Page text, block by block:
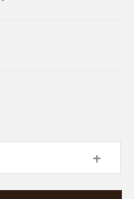
+